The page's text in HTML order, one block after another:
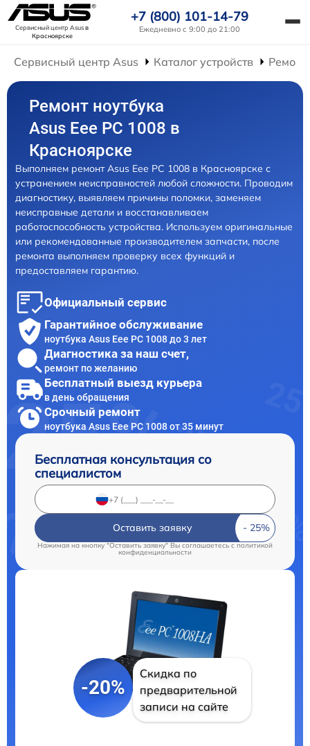
Сервисный центр Asusв
Красноярске
+7 (800) 101-14-79
Ежедневно с 9:00 до 21:00
Сервисный центр Asus Каталог устройств
Ремонт ноутбука
Asus Eee PC 1008 в
Красноярске
Выполняем ремонт Asus Eee PC 1008 в Красноярске с
устранением неисправностей любой сложности. Проводим
диагностику, выявляем причины поломки, заменяем
неисправные детали и восстанавливаем
работоспособность устройства. Используем оригинальные
или рекомендованные производителем запчасти, после
ремонта выполняем проверку всех функций и
предоставляем гарантию.
Официальный сервис
Гарантийное обслуживание
ноутбука Asus Eee PC 1008 до 3 лет
Диагностика за наш счет,
ремонт по желанию
Бесплатный выезд курьера
в день обращения
Срочный ремонт
ноутбука Asus Eee PC 1008 от 35 минут
Бесплатная консультация со
специалистом
Оставить заявку
Нажимая на кнопку "Оставить заявку" Вы соглашаетесь c политикой
конфиденциальности
-20%
Скидка по
предварительной
записи на сайте